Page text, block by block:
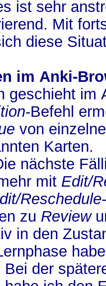
ist sehr
Mit
diese
im Anki-
geschieht im
-Befehl
von
Karten.
nächste
mit Edit/
Reschedule
zu Review
in den
Bei der